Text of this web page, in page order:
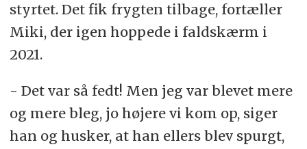
styrtet. Det fik frygten tilbage, fortæller
Miki, der igen hoppede i faldskærm i
2021.
- Det var så fedt! Men jeg var blevet mere
og mere bleg, jo højere vi kom op, siger
han og husker, at han ellers blev spurgt,